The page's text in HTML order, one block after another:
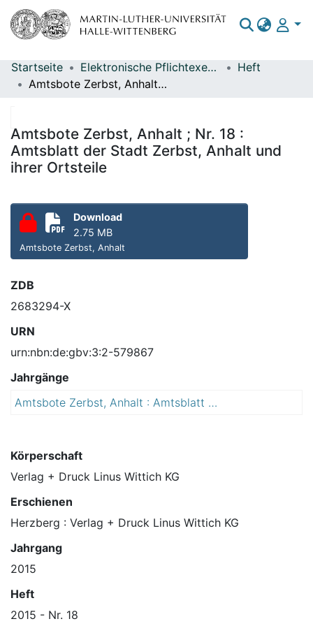
Bereiche & Sammlungen
Statistiken
Startseite Elektronische Pflichtexemplare
Heft
Amtsbote Zerbst, Anhalt ; Nr. 18 : Amtsblatt der Stadt Zerbst, Anhalt und ihrer Ortsteile
Amtsbote Zerbst, Anhalt ; Nr. 18 :
Amtsblatt der Stadt Zerbst, Anhalt und
ihrer Ortsteile
Download
2.75 MB
Amtsbote Zerbst, Anhalt
ZDB
2683294-X
URN
urn:nbn:de:gbv:3:2-579867
Jahrgänge
Amtsbote Zerbst, Anhalt : Amtsblatt der Stadt Zerbst, Anhalt und ihrer Ortsteile
Körperschaft
Verlag + Druck Linus Wittich KG
Erschienen
Herzberg : Verlag + Druck Linus Wittich KG
Jahrgang
2015
Heft
2015 - Nr. 18